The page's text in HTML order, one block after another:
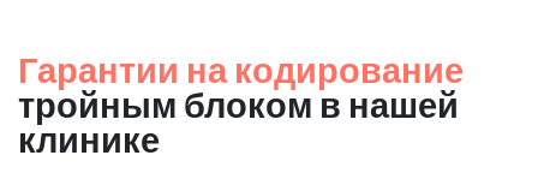
Гарантии на кодирование
тройным блоком в нашей
клинике